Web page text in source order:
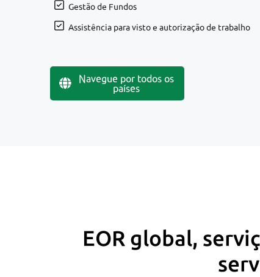
Gestão de Fundos
Assistência para visto e autorização de trabalho
Navegue por todos os
países
EOR global,